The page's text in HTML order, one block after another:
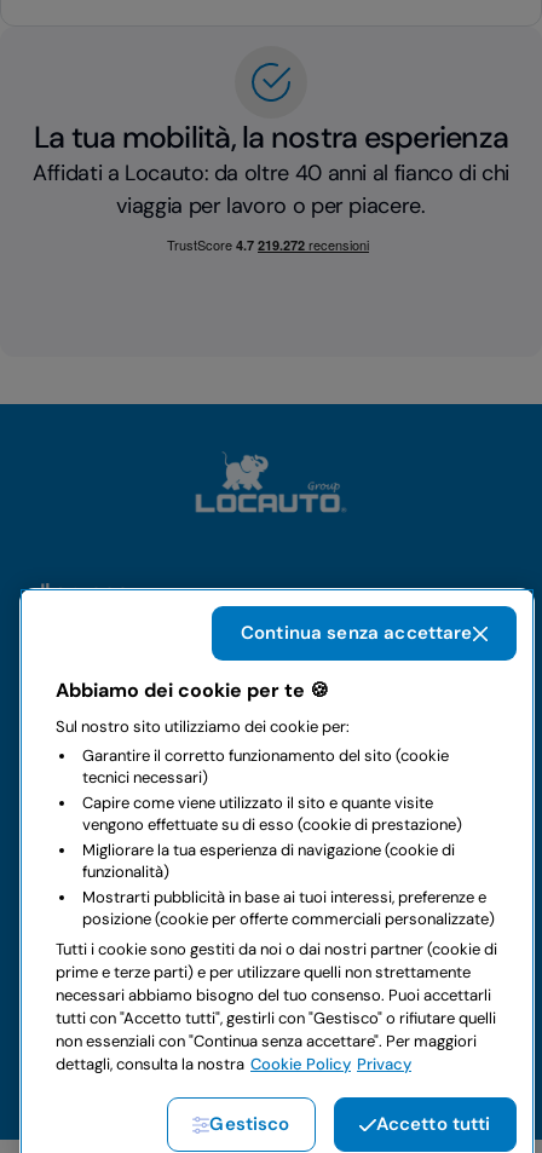
La tua mobilità, la nostra esperienza
Affidati a Locauto: da oltre 40 anni al fianco di chi
viaggia per lavoro o per piacere.
Il gruppo
Business
Contatti
Note legali
Hai dei dubbi sul tuo prossimo noleggio?
Copyright © 2026 LocautoRent S.p.A. Tutti i diritti riservati P.
IVA 04367650969
Abbiamo dei cookie per te 🍪
Sul nostro sito utilizziamo dei cookie per:
Garantire il corretto funzionamento del sito (cookie
tecnici necessari)
Capire come viene utilizzato il sito e quante visite
vengono effettuate su di esso (cookie di prestazione)
Migliorare la tua esperienza di navigazione (cookie di
funzionalità)
Mostrarti pubblicità in base ai tuoi interessi, preferenze e
posizione (cookie per offerte commerciali personalizzate)
Tutti i cookie sono gestiti da noi o dai nostri partner (cookie di
prime e terze parti) e per utilizzare quelli non strettamente
necessari abbiamo bisogno del tuo consenso. Puoi accettarli
tutti con "Accetto tutti", gestirli con "Gestisco" o rifiutare quelli
non essenziali con "Continua senza accettare". Per maggiori
dettagli, consulta la nostra Cookie Policy Privacy
Gestisco Accetto tutti
Continua senza accettare